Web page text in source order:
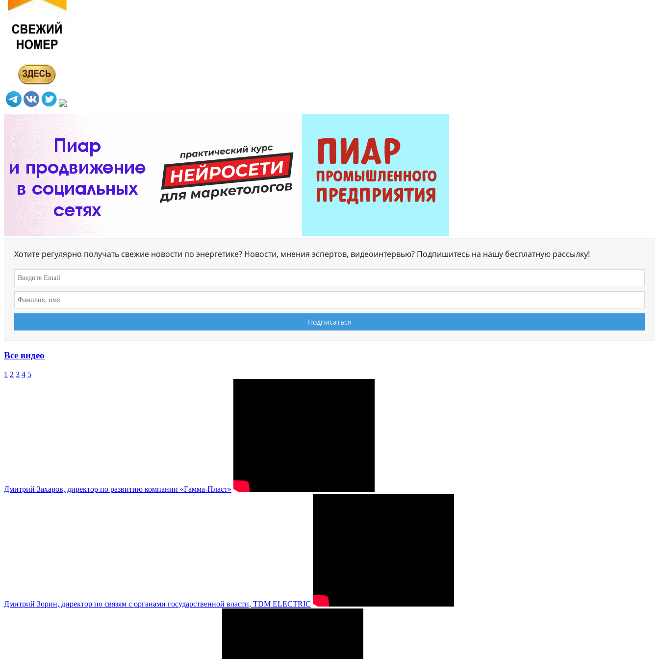
Хотите регулярно получать свежие новости по энергетике? Новости, мнения эспертов, видеоинтервью? Подпишитесь на нашу бесплатную рассылку!
Все видео
1 2 3 4 5
Дмитрий Захаров, директор по развитию компании «Гамма-Пласт»
Дмитрий Зорин, директор по связям с органами государственной власти, TDM ELECTRIC